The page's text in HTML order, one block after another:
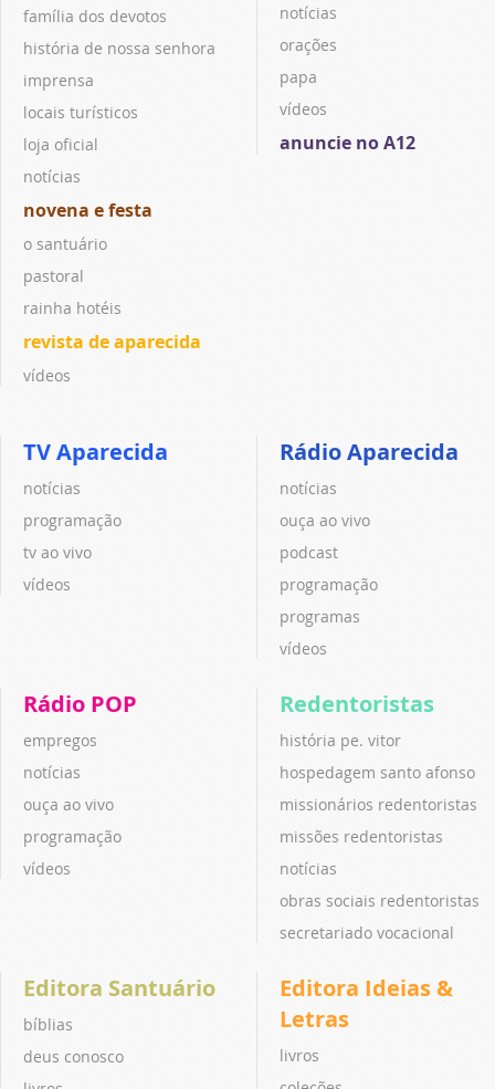
família dos devotos
história de nossa senhora
imprensa
locais turísticos
loja oficial
notícias
novena e festa
o santuário
pastoral
rainha hotéis
revista de aparecida
vídeos
notícias
orações
papa
vídeos
anuncie no A12
TV Aparecida
notícias
programação
tv ao vivo
vídeos
Rádio Aparecida
notícias
ouça ao vivo
podcast
programação
programas
vídeos
Rádio POP
empregos
notícias
ouça ao vivo
programação
vídeos
Redentoristas
história pe. vitor
hospedagem santo afonso
missionários redentoristas
missões redentoristas
notícias
obras sociais redentoristas
secretariado vocacional
Editora Santuário
bíblias
deus conosco
Editora Ideias &
Letras
livros